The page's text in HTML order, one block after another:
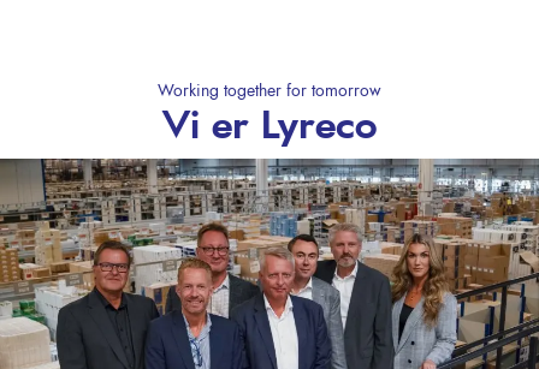
Working together for tomorrow
Vi er Lyreco